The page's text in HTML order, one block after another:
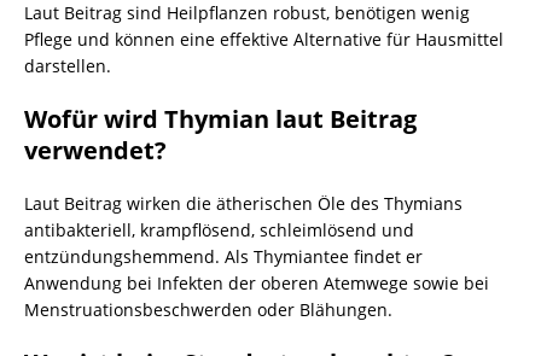
Laut Beitrag sind Heilpflanzen robust, benötigen wenig
Pflege und können eine effektive Alternative für Hausmittel
darstellen.
Wofür wird Thymian laut Beitrag
verwendet?
Laut Beitrag wirken die ätherischen Öle des Thymians
antibakteriell, krampflösend, schleimlösend und
entzündungshemmend. Als Thymiantee findet er
Anwendung bei Infekten der oberen Atemwege sowie bei
Menstruationsbeschwerden oder Blähungen.